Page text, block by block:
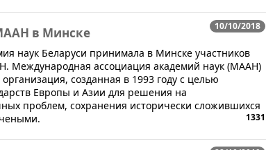
10/10/2018
в Минске
наук Беларуси принимала в Минске участников
Международная ассоциация академий наук (МААН)
созданная в 1993 году с целью
Европы и Азии для решения на
проблем, сохранения исторически сложившихся
1331